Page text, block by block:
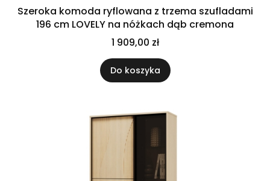
Szeroka komoda ryflowana z trzema szufladami
196 cm LOVELY na nóżkach dąb cremona
1 909,00 zł
Do koszyka